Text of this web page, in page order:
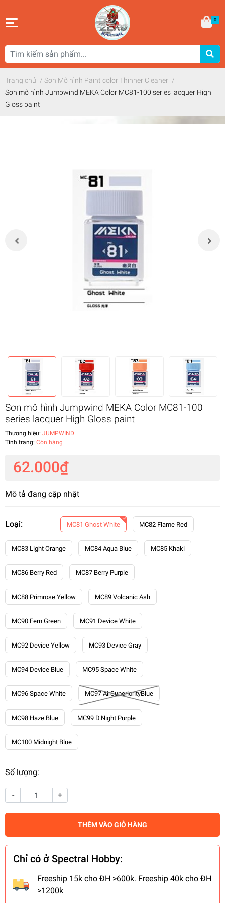
0
Trang chủ / Sơn Mô hình Paint color Thinner Cleaner /
Sơn mô hình Jumpwind MEKA Color MC81-100 series lacquer High
Gloss paint
Sơn mô hình Jumpwind MEKA Color MC81-100
series lacquer High Gloss paint
Thương hiệu: JUMPWIND
Tình trạng: Còn hàng
62.000₫
Mô tả đang cập nhật
Loại: MC81 Ghost White MC82 Flame Red
MC83 Light Orange MC84 Aqua Blue MC85 Khaki
MC86 Berry Red MC87 Berry Purple
MC88 Primrose Yellow MC89 Volcanic Ash
MC90 Fern Green MC91 Device White
MC92 Device Yellow MC93 Device Gray
MC94 Device Blue MC95 Space White
MC96 Space White MC97 AirSuperiorityBlue
MC98 Haze Blue MC99 D.Night Purple
MC100 Midnight Blue
Số lượng:
- +
THÊM VÀO GIỎ HÀNG
Chỉ có ở Spectral Hobby:
Freeship 15k cho ĐH >600k. Freeship 40k cho ĐH
>1200k